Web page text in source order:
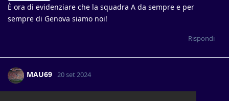
È ora di evidenziare che la squadra A da sempre e per
sempre di Genova siamo noi!
Rispondi
MAU69 20 set 2024